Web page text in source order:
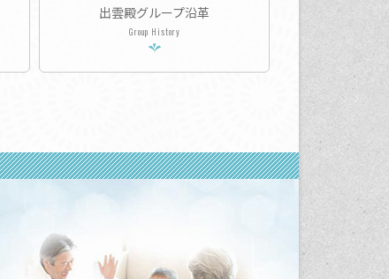
出雲殿グループ沿革
Group History